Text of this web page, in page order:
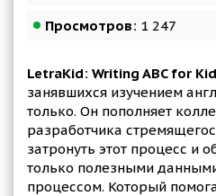
Просмотров: 1 247
LetraKid: Writing ABC for
занявшихся изучением
только. Он пополняет
разработчика
затронуть этот процесс и
только полезными
процессом. Который